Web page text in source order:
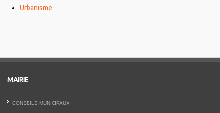
Urbanisme
MAIRIE
CONSEILS MUNICIPAUX